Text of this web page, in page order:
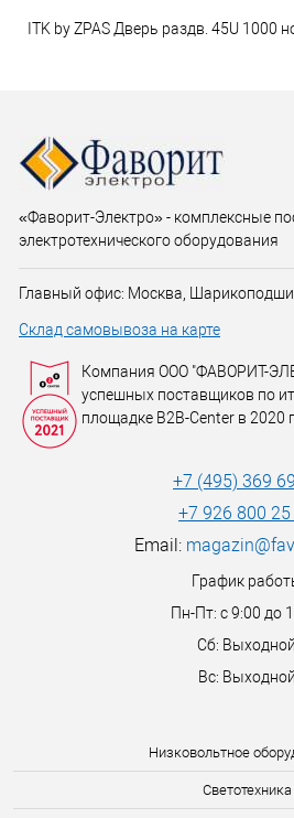
ITK by ZPAS Дверь раздв. 45U
Низковольтное
Светотехника
«Фаворит-Электро» - комплексные
электротехнического оборудования
Главный офис: Москва,
Склад самовывоза на карте
Компания ООО "ФАВОРИТ-
успешных поставщиков по
площадке B2B-Center в 2020
+7 (495) 369
+7 926 800 25
Email:
График
Пн-Пт: с 9:00 до
Сб: Выходной
Вс: Выходной